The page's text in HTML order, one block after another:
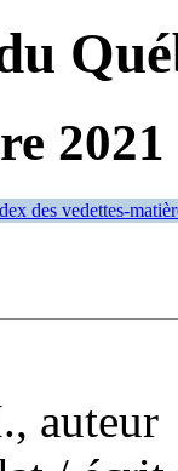
2021
des vedettes-
auteur